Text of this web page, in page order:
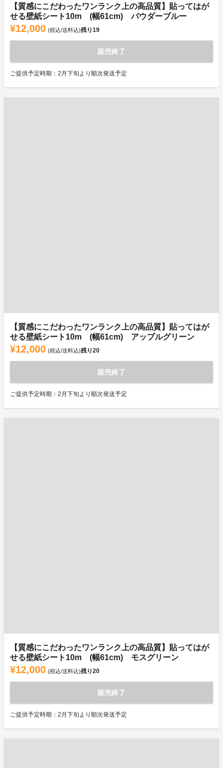
【質感にこだわったワンランク上の高品質】貼ってはが
せる壁紙シート10m (幅61cm) パウダーブルー
¥12,000 (税込/送料込)残り19
販売終了
ご提供予定時期：2月下旬より順次発送予定
【質感にこだわったワンランク上の高品質】貼ってはが
せる壁紙シート10m (幅61cm) アップルグリーン
¥12,000 (税込/送料込)残り20
販売終了
ご提供予定時期：2月下旬より順次発送予定
【質感にこだわったワンランク上の高品質】貼ってはが
せる壁紙シート10m (幅61cm) モスグリーン
¥12,000 (税込/送料込)残り20
販売終了
ご提供予定時期：2月下旬より順次発送予定